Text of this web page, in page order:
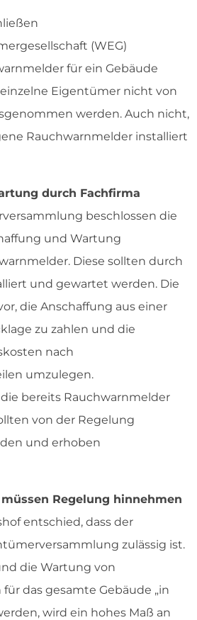
(WEG)
für ein Gebäude
Eigentümer nicht von
werden. Auch nicht,
Rauchwarnmelder installiert
durch Fachfirma
beschlossen die
und Wartung
Diese sollten durch
und gewartet werden. Die
die Anschaffung aus einer
zu zahlen und die
nach
umzulegen.
bereits Rauchwarnmelder
von der Regelung
und erhoben
Regelung hinnehmen
entschied, dass der
zulässig ist.
die Wartung von
das gesamte Gebäude „in
wird ein hohes Maß an